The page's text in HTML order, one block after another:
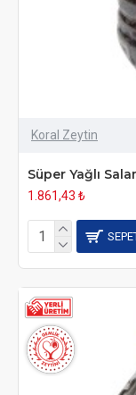
Koral Zeytin
Süper Yağlı
1.861,43 ₺